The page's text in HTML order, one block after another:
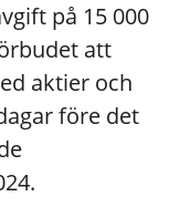
på 15 000
att
aktier och
före det